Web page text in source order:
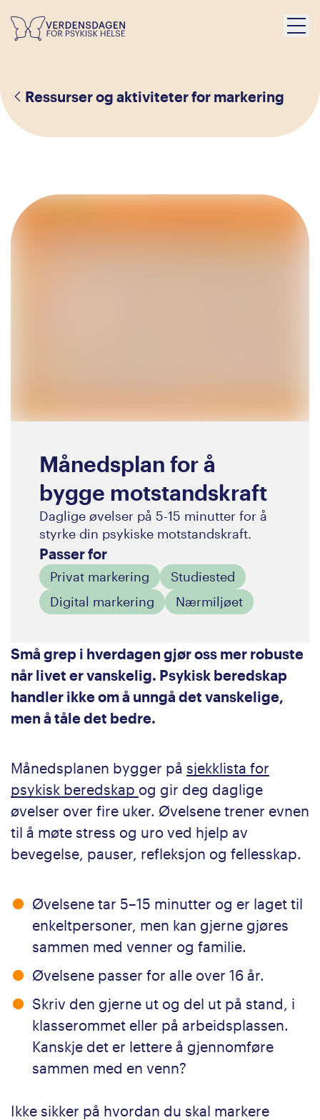
Ressurser og aktiviteter for markering
Månedsplan for å
bygge motstandskraft
Daglige øvelser på 5-15 minutter for å
styrke din psykiske motstandskraft.
Passer for
Privat markering
Studiested
Digital markering
Nærmiljøet
Små grep i hverdagen gjør oss mer robuste
når livet er vanskelig. Psykisk beredskap
handler ikke om å unngå det vanskelige,
men å tåle det bedre.
Månedsplanen bygger på sjekklista for
psykisk beredskap og gir deg daglige
øvelser over fire uker. Øvelsene trener evnen
til å møte stress og uro ved hjelp av
bevegelse, pauser, refleksjon og fellesskap.
Øvelsene tar 5–15 minutter og er laget til
enkeltpersoner, men kan gjerne gjøres
sammen med venner og familie.
Øvelsene passer for alle over 16 år.
Skriv den gjerne ut og del ut på stand, i
klasserommet eller på arbeidsplassen.
Kanskje det er lettere å gjennomføre
sammen med en venn?
Ikke sikker på hvordan du skal markere